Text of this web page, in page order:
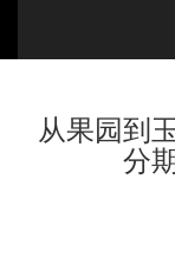
从果园到
分